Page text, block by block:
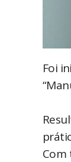
Foi
Com